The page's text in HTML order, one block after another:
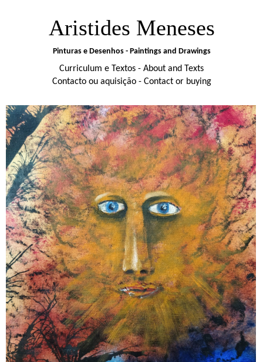
Aristides Meneses
Pinturas e Desenhos - Paintings and Drawings
Curriculum e Textos - About and Texts
Contacto ou aquisição - Contact or buying